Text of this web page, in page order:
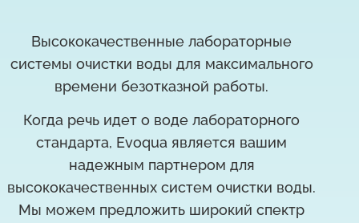
Высококачественные лабораторные
системы очистки воды для максимального
времени безотказной работы.
Когда речь идет о воде лабораторного
стандарта, Evoqua является вашим
надежным партнером для
высококачественных систем очистки воды.
Мы можем предложить широкий спектр